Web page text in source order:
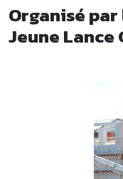
Organisé
Jeune Lance